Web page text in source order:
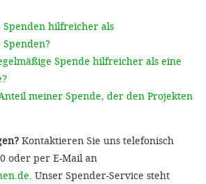
hilfreicher als
Spende hilfreicher als eine
meiner Spende, der den Projekten
Kontaktieren Sie uns telefonisch
oder per E-Mail an
. Unser Spender-Service steht